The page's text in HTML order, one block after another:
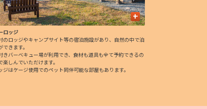
+
ロッジ
のロッジやキャンプサイト等の宿泊施設があり、自然の中で泊
できます。
きバーベキュー場が利用でき、食材も道具も全て予約できるの
楽しんでいただけます。
ジはケージ使用でのペット同伴可能な部屋もあります。